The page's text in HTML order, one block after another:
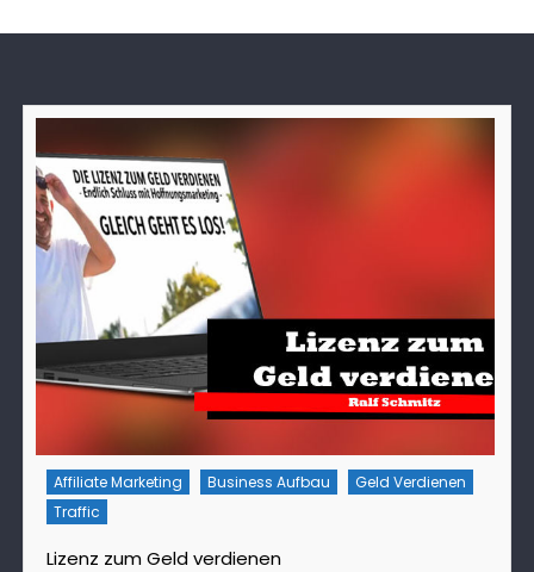
Affiliate Marketing Business Aufbau
Geld Verdienen
Traffic
Lizenz zum Geld verdienen